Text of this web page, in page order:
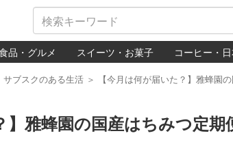
品・グルメ スイーツ・お菓子 コーヒー・
サブスクのある生活 ＞ 【今月は何が届いた？】雅蜂園
】雅蜂園の国産はちみつ定